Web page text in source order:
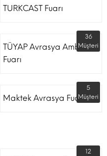
TURKCAST Fuarı
TÜYAP Avrasya Ambalaj
Fuarı
36
Müşteri
Maktek Avrasya Fuarı
5
Müşteri
12